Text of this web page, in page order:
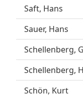
Saft, Hans
Sauer, Hans
Schellenberg,
Schellenberg,
Schön, Kurt